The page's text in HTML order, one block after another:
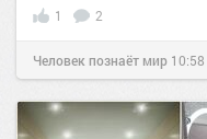
1 2
Человек познаёт мир 10:58